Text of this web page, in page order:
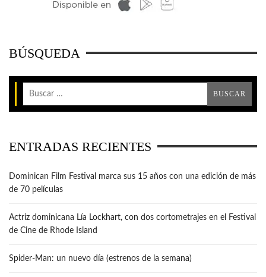
BÚSQUEDA
ENTRADAS RECIENTES
Dominican Film Festival marca sus 15 años con una edición de más
de 70 películas
Actriz dominicana Lía Lockhart, con dos cortometrajes en el Festival
de Cine de Rhode Island
Spider-Man: un nuevo día (estrenos de la semana)